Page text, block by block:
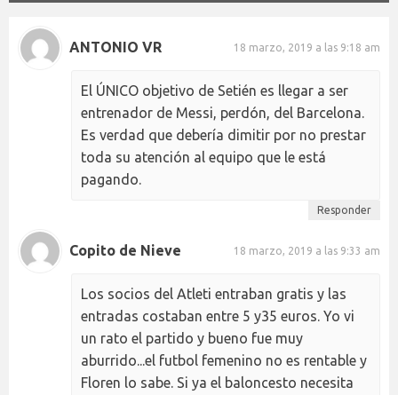
ANTONIO VR 18 marzo, 2019 a las 9:18 am
El ÚNICO objetivo de Setién es llegar a ser
entrenador de Messi, perdón, del Barcelona.
Es verdad que debería dimitir por no prestar
toda su atención al equipo que le está
pagando.
Responder
Copito de Nieve 18 marzo, 2019 a las 9:33 am
Los socios del Atleti entraban gratis y las
entradas costaban entre 5 y35 euros. Yo vi
un rato el partido y bueno fue muy
aburrido...el futbol femenino no es rentable y
Floren lo sabe. Si ya el baloncesto necesita